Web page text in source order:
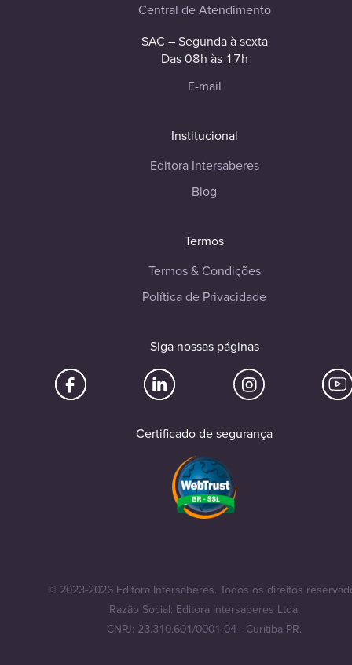
Central de Atendimento
SAC – Segunda à sexta
Das 08h às 17h
E-mail
Institucional
Editora Intersaberes
Blog
Termos
Termos & Condições
Política de Privacidade
Siga nossas páginas
Certificado de segurança
© 2023-2026 Editora Intersaberes. Todos os direitos
Razão Social: Editora Intersaberes Ltda.
CNPJ: 23.310.601/0001-04 - Curitiba-PR.